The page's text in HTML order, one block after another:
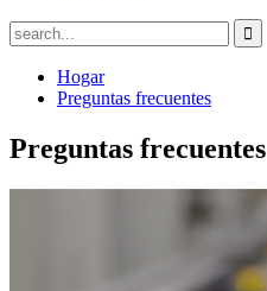
Hogar
Preguntas frecuentes
Preguntas frecuentes